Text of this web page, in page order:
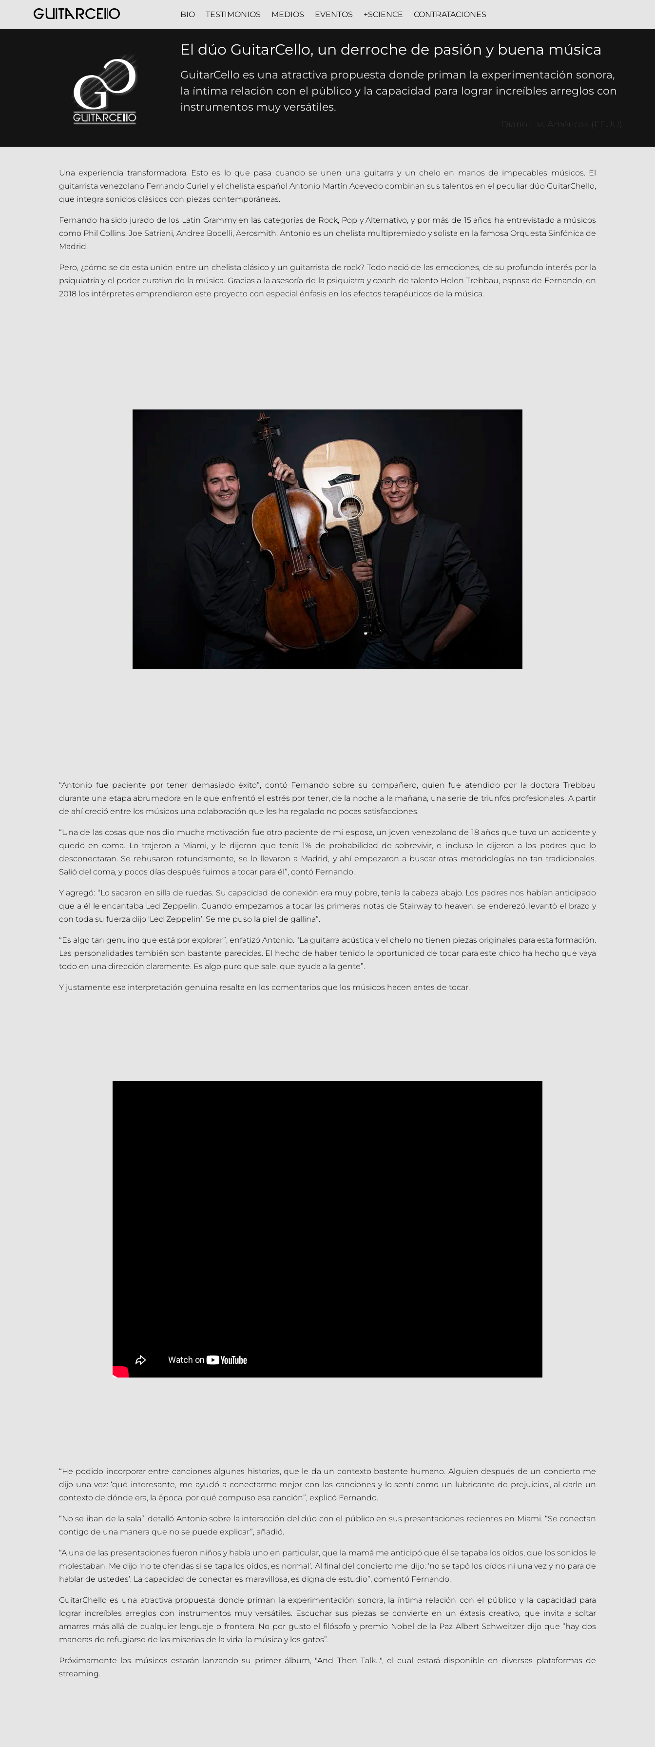
BIO TESTIMONIOS MEDIOS EVENTOS +SCIENCE CONTRATACIONES
El dúo GuitarCello, un derroche de pasión y buena música
GuitarCello es una atractiva propuesta donde priman la experimentación sonora,
la íntima relación con el público y la capacidad para lograr increíbles arreglos con
instrumentos muy versátiles.
Diario Las Américas (EEUU)
Una experiencia transformadora. Esto es lo que pasa cuando se unen una guitarra y un chelo en manos de impecables músicos. El
guitarrista venezolano Fernando Curiel y el chelista español Antonio Martín Acevedo combinan sus talentos en el peculiar dúo GuitarChello,
que integra sonidos clásicos con piezas contemporáneas.
Fernando ha sido jurado de los Latin Grammy en las categorías de Rock, Pop y Alternativo, y por más de 15 años ha entrevistado a músicos
como Phil Collins, Joe Satriani, Andrea Bocelli, Aerosmith. Antonio es un chelista multipremiado y solista en la famosa Orquesta Sinfónica de
Madrid.
Pero, ¿cómo se da esta unión entre un chelista clásico y un guitarrista de rock? Todo nació de las emociones, de su profundo interés por la
psiquiatría y el poder curativo de la música. Gracias a la asesoría de la psiquiatra y coach de talento Helen Trebbau, esposa de Fernando, en
2018 los intérpretes emprendieron este proyecto con especial énfasis en los efectos terapéuticos de la música.
“Antonio fue paciente por tener demasiado éxito”, contó Fernando sobre su compañero, quien fue atendido por la doctora Trebbau
durante una etapa abrumadora en la que enfrentó el estrés por tener, de la noche a la mañana, una serie de triunfos profesionales. A partir
de ahí creció entre los músicos una colaboración que les ha regalado no pocas satisfacciones.
“Una de las cosas que nos dio mucha motivación fue otro paciente de mi esposa, un joven venezolano de 18 años que tuvo un accidente y
quedó en coma. Lo trajeron a Miami, y le dijeron que tenía 1% de probabilidad de sobrevivir, e incluso le dijeron a los padres que lo
desconectaran. Se rehusaron rotundamente, se lo llevaron a Madrid, y ahí empezaron a buscar otras metodologías no tan tradicionales.
Salió del coma, y pocos días después fuimos a tocar para él”, contó Fernando.
Y agregó: “Lo sacaron en silla de ruedas. Su capacidad de conexión era muy pobre, tenía la cabeza abajo. Los padres nos habían anticipado
que a él le encantaba Led Zeppelin. Cuando empezamos a tocar las primeras notas de Stairway to heaven, se enderezó, levantó el brazo y
con toda su fuerza dijo ‘Led Zeppelin’. Se me puso la piel de gallina”.
“Es algo tan genuino que está por explorar”, enfatizó Antonio. “La guitarra acústica y el chelo no tienen piezas originales para esta formación.
Las personalidades también son bastante parecidas. El hecho de haber tenido la oportunidad de tocar para este chico ha hecho que vaya
todo en una dirección claramente. Es algo puro que sale, que ayuda a la gente”.
Y justamente esa interpretación genuina resalta en los comentarios que los músicos hacen antes de tocar.
“He podido incorporar entre canciones algunas historias, que le da un contexto bastante humano. Alguien después de un concierto me
dijo una vez: ‘qué interesante, me ayudó a conectarme mejor con las canciones y lo sentí como un lubricante de prejuicios’, al darle un
contexto de dónde era, la época, por qué compuso esa canción”, explicó Fernando.
“No se iban de la sala”, detalló Antonio sobre la interacción del dúo con el público en sus presentaciones recientes en Miami. “Se conectan
contigo de una manera que no se puede explicar”, añadió.
“A una de las presentaciones fueron niños y había uno en particular, que la mamá me anticipó que él se tapaba los oídos, que los sonidos le
molestaban. Me dijo ‘no te ofendas si se tapa los oídos, es normal’. Al final del concierto me dijo: ‘no se tapó los oídos ni una vez y no para de
hablar de ustedes’. La capacidad de conectar es maravillosa, es digna de estudio”, comentó Fernando.
GuitarChello es una atractiva propuesta donde priman la experimentación sonora, la íntima relación con el público y la capacidad para
lograr increíbles arreglos con instrumentos muy versátiles. Escuchar sus piezas se convierte en un éxtasis creativo, que invita a soltar
amarras más allá de cualquier lenguaje o frontera. No por gusto el filósofo y premio Nobel de la Paz Albert Schweitzer dijo que “hay dos
maneras de refugiarse de las miserias de la vida: la música y los gatos”.
Próximamente los músicos estarán lanzando su primer álbum, "And Then Talk...", el cual estará disponible en diversas plataformas de
streaming.